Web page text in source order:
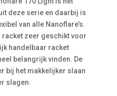
deze serie en daarbij is
van alle Nanoflare’s.
zeer geschikt voor
handelbaar racket
belangrijk vinden. De
bij het makkelijker slaan
slagen.